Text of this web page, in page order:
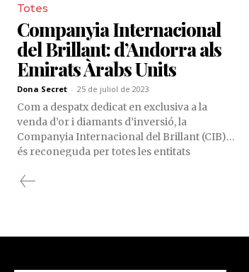
Totes
Companyia Internacional
del Brillant: d’Andorra als
Emirats Àrabs Units
Dona Secret - 25 de juliol de 2023
Com a despatx dedicat en exclusiva a la
venda d’or i diamants d’inversió, la
Companyia Internacional del Brillant (CIB)
és reconeguda per totes les entitats
d’Andorra.